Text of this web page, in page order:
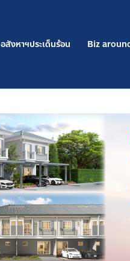
อสังหาฯประเด็นร้อน Biz